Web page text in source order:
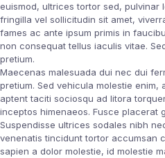
euismod, ultrices tortor sed, pulvinar
fringilla vel sollicitudin sit amet,
fames ac ante ipsum primis in
non consequat tellus iaculis vitae.
pretium.
Maecenas malesuada dui nec dui
pretium. Sed vehicula molestie enim,
aptent taciti sociosqu ad litora
inceptos himenaeos. Fusce placerat
Suspendisse ultrices sodales nibh
venenatis tincidunt tortor accumsan
sapien a dolor molestie, id molestie